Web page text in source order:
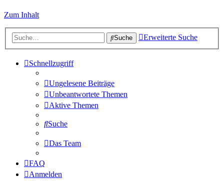
Zum Inhalt
Suche Erweiterte Suche
Schnellzugriff
Ungelesene Beiträge
Unbeantwortete Themen
Aktive Themen
Suche
Das Team
FAQ
Anmelden